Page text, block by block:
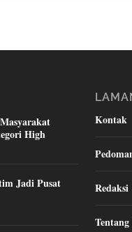
High
Jadi Pusat
Kontak
Redaksi